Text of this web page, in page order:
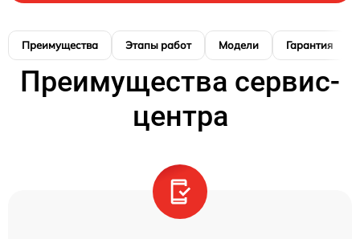
Преимущества Этапы работ Модели Гарантия
Преимущества сервис-
центра